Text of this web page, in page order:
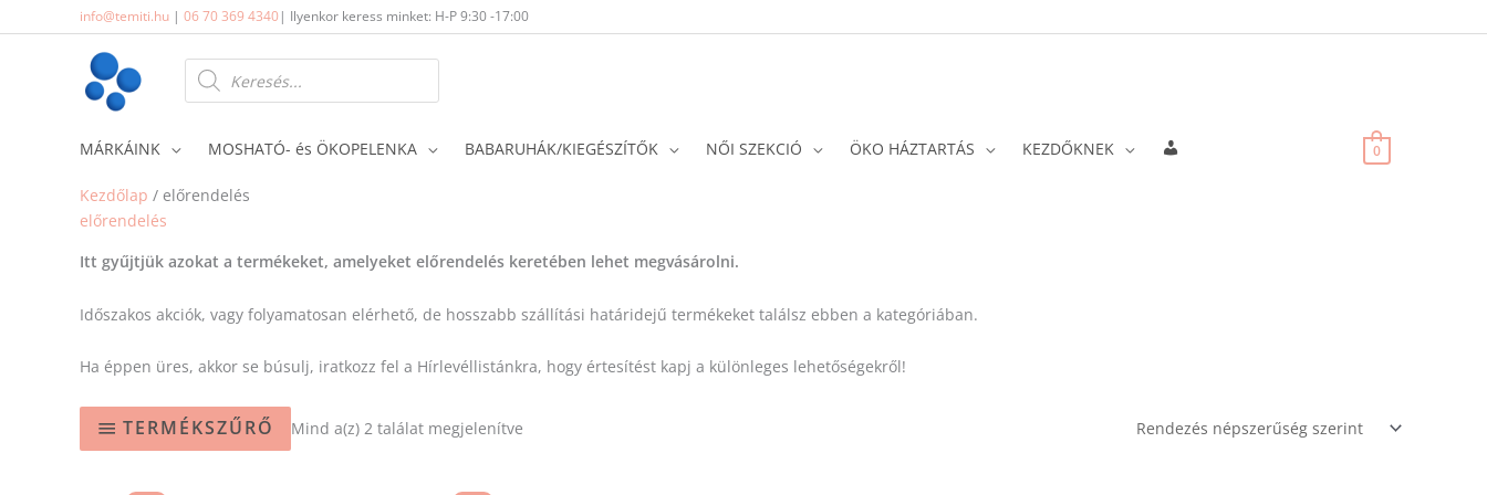
to
info@temiti.hu | 06 70 369 4340| Ilyenkor keress minket: H-P 9:30 -17:00
Products
search
MÁRKÁINK MOSHATÓ- és ÖKOPELENKA BABARUHÁK/KIEGÉSZÍTŐK NŐI SZEKCIÓ ÖKO HÁZTARTÁS KEZDŐKNEK 0
Kezdőlap / előrendelés
előrendelés
Itt gyűjtjük azokat a termékeket, amelyeket előrendelés keretében lehet megvásárolni.
Időszakos akciók, vagy folyamatosan elérhető, de hosszabb szállítási határidejű termékeket találsz ebben a kategóriában.
Ha éppen üres, akkor se búsulj, iratkozz fel a Hírlevéllistánkra, hogy értesítést kapj a különleges lehetőségekről!
TERMÉKSZŰRŐ Mind a(z) 2 találat megjelenítve